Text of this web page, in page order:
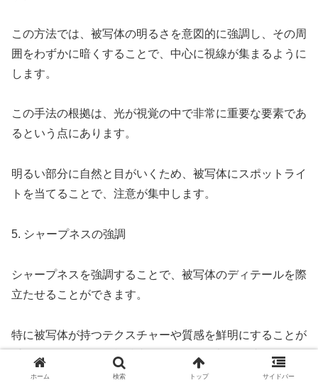
この方法では、被写体の明るさを意図的に強調し、その周
囲をわずかに暗くすることで、中心に視線が集まるように
します。
この手法の根拠は、光が視覚の中で非常に重要な要素であ
るという点にあります。
明るい部分に自然と目がいくため、被写体にスポットライ
トを当てることで、注意が集中します。
5. シャープネスの強調
シャープネスを強調することで、被写体のディテールを際
立たせることができます。
特に被写体が持つテクスチャーや質感を鮮明にすることが
重要で、その結果、視聴者はより細かい部分に注目するよ
うになります。
ホーム 検索 トップ サイドバー